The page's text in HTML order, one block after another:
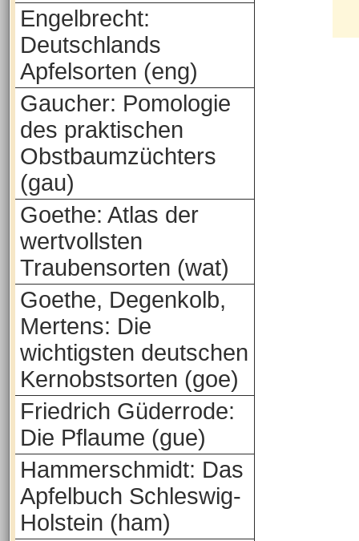
Engelbrecht:
Deutschlands
Apfelsorten (eng)
Gaucher: Pomologie
des praktischen
Obstbaumzüchters
(gau)
Goethe: Atlas der
wertvollsten
Traubensorten (wat)
Goethe, Degenkolb,
Mertens: Die
wichtigsten deutschen
Kernobstsorten (goe)
Friedrich Güderrode:
Die Pflaume (gue)
Hammerschmidt: Das
Apfelbuch Schleswig-
Holstein (ham)